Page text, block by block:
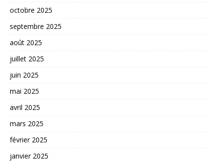
octobre 2025
septembre 2025
août 2025
juillet 2025
juin 2025
mai 2025
avril 2025
mars 2025
février 2025
janvier 2025